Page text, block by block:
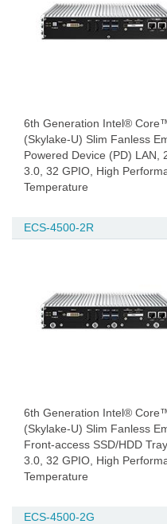
6th Generation Intel®
(Skylake-U) Slim Fanless
Powered Device (PD) LAN,
3.0, 32 GPIO, High
Temperature
ECS-4500-2R
6th Generation Intel®
(Skylake-U) Slim Fanless
Front-access SSD/HDD
3.0, 32 GPIO, High
Temperature
ECS-4500-2G